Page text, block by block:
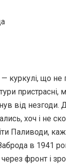
куркулі, що не
пристрасні,
від незгоди.
хоч і не
Паливоди,
в 1941
фронт і